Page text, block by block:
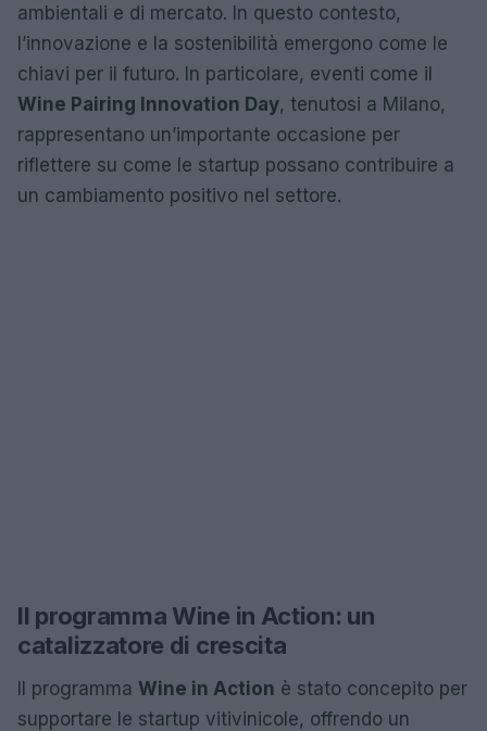
ambientali e di mercato. In questo contesto,
l’innovazione e la sostenibilità emergono come le
chiavi per il futuro. In particolare, eventi come il
Wine Pairing Innovation Day, tenutosi a Milano,
rappresentano un’importante occasione per
riflettere su come le startup possano contribuire a
un cambiamento positivo nel settore.
Il programma Wine in Action: un
catalizzatore di crescita
Il programma Wine in Action è stato concepito per
supportare le startup vitivinicole, offrendo un